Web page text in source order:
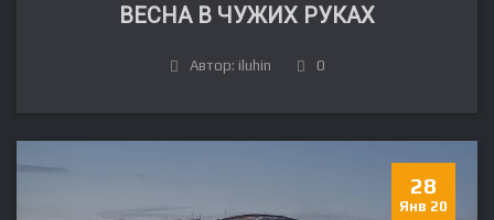
ВЕСНА В ЧУЖИХ РУКАХ
Автор: iluhin 0
28
Янв 20